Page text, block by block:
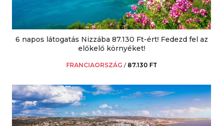
6 napos látogatás Nizzába 87.130 Ft-ért! Fedezd fel az
előkelő környéket!
FRANCIAORSZÁG / 87.130 FT